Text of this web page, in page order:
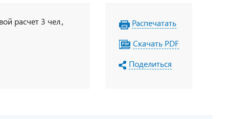
расчет 3 чел.,
Распечатать
Скачать PDF
Поделиться